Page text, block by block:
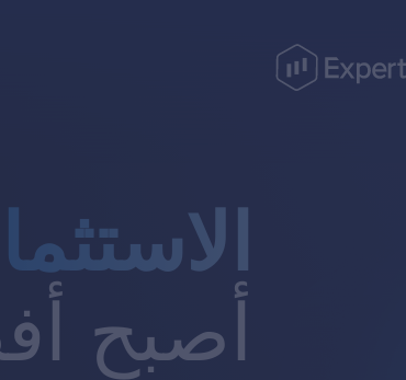
أصبح